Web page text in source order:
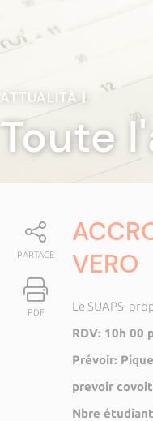
ATTUALITÀ|
Toute
PARTAGE
PDF
VERO
Le SUAPS
RDV: 10h 00
Prévoir:
prevoir
Nbre